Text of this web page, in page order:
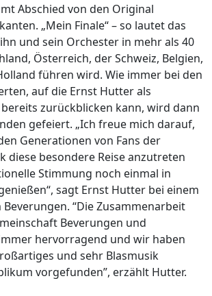
Abschied von den Original
„Mein Finale“ – so lautet das
und sein Orchester in mehr als 40
Österreich, der Schweiz, Belgien,
führen wird. Wie immer bei den
auf die Ernst Hutter als
zurückblicken kann, wird dann
gefeiert. „Ich freue mich darauf,
Generationen von Fans der
diese besondere Reise anzutreten
Stimmung noch einmal in
sagt Ernst Hutter bei einem
“Die Zusammenarbeit
Beverungen und
hervorragend und wir haben
und sehr Blasmusik
vorgefunden”, erzählt Hutter.